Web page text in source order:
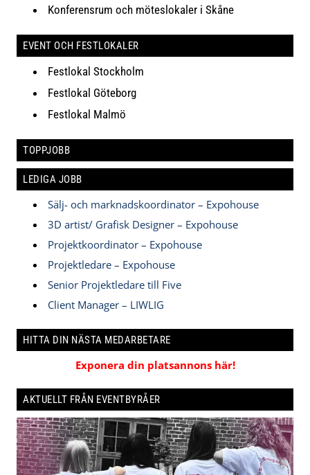
Konferensrum och möteslokaler i Skåne
EVENT OCH FESTLOKALER
Festlokal Stockholm
Festlokal Göteborg
Festlokal Malmö
TOPPJOBB
LEDIGA JOBB
Sälj- och marknadskoordinator – Expohouse
3D artist/ Grafisk Designer – Expohouse
Projektkoordinator – Expohouse
Projektledare – Expohouse
Senior Projektledare till Five
Client Manager – LIWLIG
HITTA DIN NÄSTA MEDARBETARE
Exponera din platsannons här!
AKTUELLT FRÅN EVENTBYRÅER